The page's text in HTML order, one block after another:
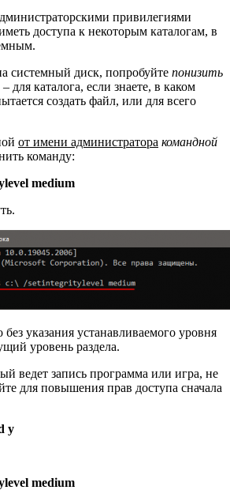
привилегиями
доступа к некоторым каталогам, в
системный диск, попробуйте понизить
– для каталога, если знаете, в каком
создать файл, или для всего
от имени администратора командной
команду:
medium
указания устанавливаемого уровня
уровень раздела.
ведет запись программа или игра, не
для повышения прав доступа сначала
y
medium